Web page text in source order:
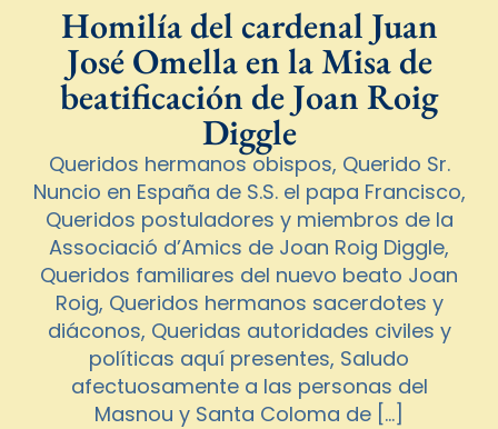
Homilía del cardenal Juan
José Omella en la Misa de
beatificación de Joan Roig
Diggle
Queridos hermanos obispos, Querido Sr.
Nuncio en España de S.S. el papa Francisco,
Queridos postuladores y miembros de la
Associació d’Amics de Joan Roig Diggle,
Queridos familiares del nuevo beato Joan
Roig, Queridos hermanos sacerdotes y
diáconos, Queridas autoridades civiles y
políticas aquí presentes, Saludo
afectuosamente a las personas del
Masnou y Santa Coloma de […]